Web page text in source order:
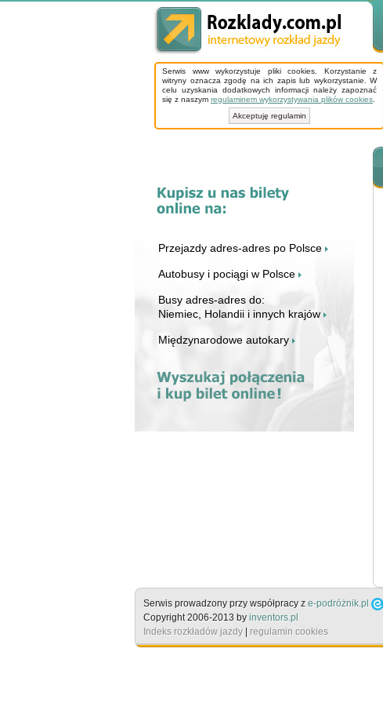
Serwis www wykorzystuje pliki cookies. Korzystanie z
witryny oznacza zgodę na ich zapis lub wykorzystanie. W
celu uzyskania dodatkowych informacji należy zapoznać
się z naszym regulaminem wykorzystywania plików cookies
Akceptuję regulamin
Przejazdy adres-adres po Polsce
Autobusy i pociągi w Polsce
Busy adres-adres do:
Niemiec, Holandii i innych krajów
Międzynarodowe autokary
Serwis prowadzony przy współpracy z e-podróżnik.pl
Copyright 2006-2013 by inventors.pl
Indeks rozkładów jazdy | regulamin cookies